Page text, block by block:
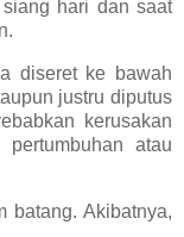
hari dan saat
diseret ke bawah
justru diputus
kerusakan
atau
batang. Akibatnya,